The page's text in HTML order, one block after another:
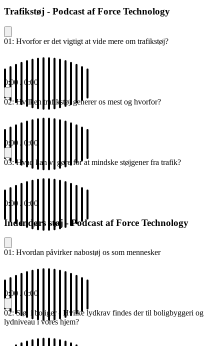
Trafikstøj - Podcast af Force Technology
01: Hvorfor er det vigtigt at vide mere om trafikstøj?
0:00 / 0:00
02: Hvilken trafikstøj generer os mest og hvorfor?
0:00 / 0:00
03: Hvad kan vi gøre for at mindske støjgener fra trafik?
0:00 / 0:00
Indendørs støj - Podcast af Force Technology
01: Hvordan påvirker nabostøj os som mennesker
0:00 / 0:00
02: Støj i boliger - Hvilke lydkrav findes der til boligbyggeri og
lydniveau i vores hjem?